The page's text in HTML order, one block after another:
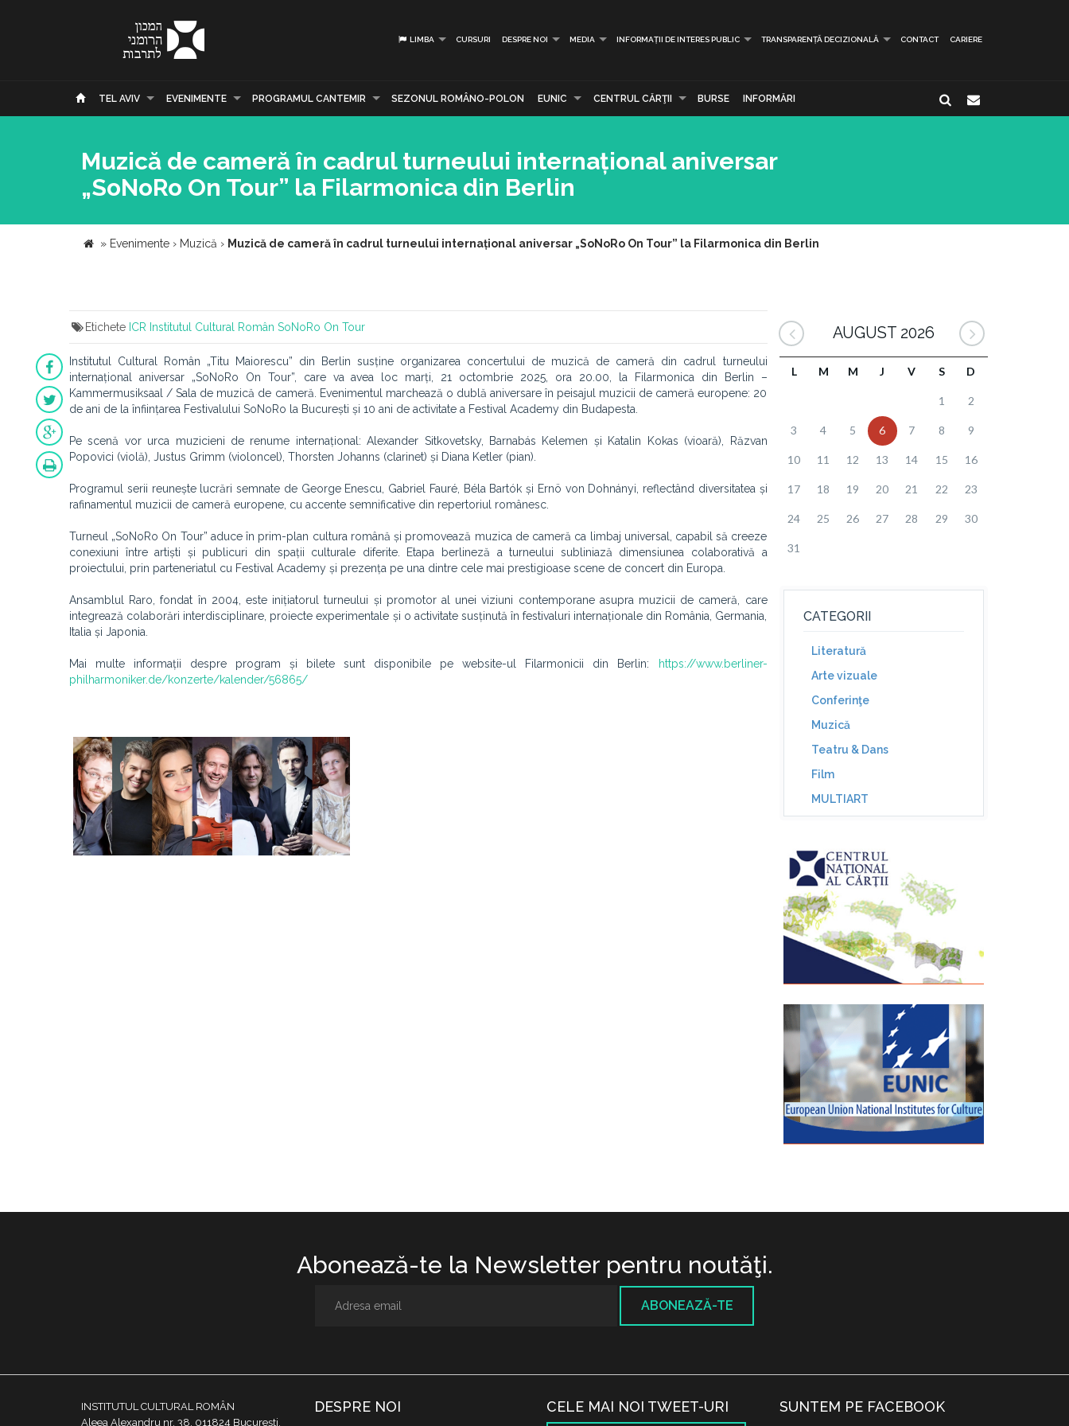
LIMBA CURSURI DESPRE NOI MEDIA INFORMAȚII DE INTERES PUBLIC TRANSPARENȚĂ DECIZIONALĂ CONTACT CARIERE
TEL AVIV EVENIMENTE PROGRAMUL CANTEMIR SEZONUL ROMÂNO-POLON EUNIC CENTRUL CĂRŢII BURSE INFORMĂRI
Muzică de cameră în cadrul turneului internațional aniversar
„SoNoRo On Tour” la Filarmonica din Berlin
» Evenimente › Muzică › Muzică de cameră în cadrul turneului internațional aniversar „SoNoRo On Tour” la Filarmonica din Berlin
Etichete ICR Institutul Cultural Român SoNoRo On Tour
Institutul Cultural Român „Titu Maiorescu” din Berlin susține organizarea concertului de muzică de cameră din cadrul turneului
internațional aniversar „SoNoRo On Tour”, care va avea loc marți, 21 octombrie 2025, ora 20.00, la Filarmonica din Berlin –
Kammermusiksaal / Sala de muzică de cameră. Evenimentul marchează o dublă aniversare în peisajul muzicii de cameră europene: 20
de ani de la înființarea Festivalului SoNoRo la București și 10 ani de activitate a Festival Academy din Budapesta.
Pe scenă vor urca muzicieni de renume internațional: Alexander Sitkovetsky, Barnabás Kelemen și Katalin Kokas (vioară), Răzvan
Popovici (violă), Justus Grimm (violoncel), Thorsten Johanns (clarinet) și Diana Ketler (pian).
Programul serii reunește lucrări semnate de George Enescu, Gabriel Fauré, Béla Bartók și Ernö von Dohnányi, reflectând diversitatea și
rafinamentul muzicii de cameră europene, cu accente semnificative din repertoriul românesc.
Turneul „SoNoRo On Tour” aduce în prim-plan cultura română și promovează muzica de cameră ca limbaj universal, capabil să creeze
conexiuni între artiști și publicuri din spații culturale diferite. Etapa berlineză a turneului subliniază dimensiunea colaborativă a
proiectului, prin parteneriatul cu Festival Academy și prezența pe una dintre cele mai prestigioase scene de concert din Europa.
Ansamblul Raro, fondat în 2004, este inițiatorul turneului și promotor al unei viziuni contemporane asupra muzicii de cameră, care
integrează colaborări interdisciplinare, proiecte experimentale și o activitate susținută în festivaluri internaționale din România, Germania,
Italia și Japonia.
Mai multe informații despre program și bilete sunt disponibile pe website-ul Filarmonicii din Berlin:
https://www.berliner-
philharmoniker.de/konzerte/kalender/56865/
AUGUST 2026
L M M J V S D
1 2
3 4 5 6 7 8 9
10 11 12 13 14 15 16
17 18 19 20 21 22 23
24 25 26 27 28 29 30
31
CATEGORII
Literatură
Arte vizuale
Conferinţe
Muzică
Teatru & Dans
Film
MULTIART
Abonează-te la Newsletter pentru noutăţi.
ABONEAZĂ-TE
INSTITUTUL CULTURAL ROMÂN
Aleea Alexandru nr. 38, 011824 București,
DESPRE NOI CELE MAI NOI TWEET-URI SUNTEM PE FACEBOOK